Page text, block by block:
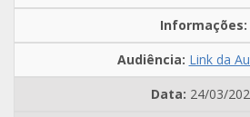
Link da
24/03/